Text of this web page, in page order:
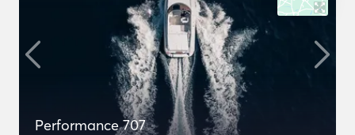
Performance 707